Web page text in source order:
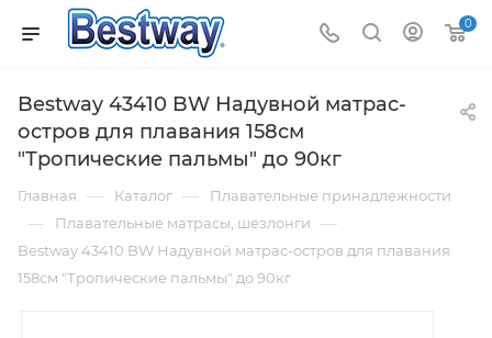
0
Bestway 43410 BW Надувной матрас-
остров для плавания 158см
"Тропические пальмы" до 90кг
Главная — Каталог — Плавательные принадлежности
— Плавательные матрасы, шезлонги —
Bestway 43410 BW Надувной матрас-остров для плавания
158см "Тропические пальмы" до 90кг